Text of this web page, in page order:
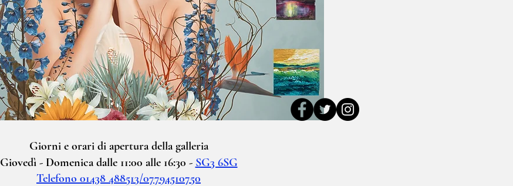
Giorni e orari di apertura della galleria
Giovedì - Domenica dalle 11:00 alle 16:30 - SG3 6SG
Telefono 01438 488513/07794510750